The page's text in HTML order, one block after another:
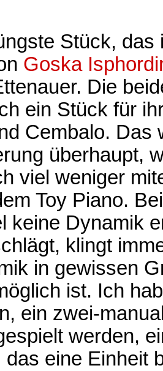
Stück,
Goska
Die
ein Stück für
Cembalo. Das
überhaupt,
viel weniger
Toy Piano.
keine Dynamik
klingt
in gewissen
ist. Ich
ein zwei-
werden,
das eine Einheit